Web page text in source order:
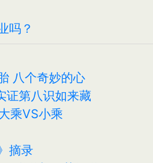
吗？
八个奇妙的心
第八识如来藏
乘VS小乘
摘录